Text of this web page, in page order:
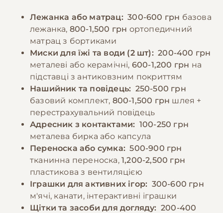
природну потребу породи в активності.
🎁 −10% на зоотовари
За промокодом E-PET
ласощів для тренувань - вони повинні бути
низькокалорійними, щоб запобігти набору
зайвої ваги. Необхідно забезпечити
постійний доступ до свіжої води та не
давати собаці їжу зі столу, оскільки це може
призвести до проблем з травленням.
🎁 −10% на зоотовари
За промокодом E-PET
Лежанка або матрац: 300-600 грн базова
лежанка, 800-1,500 грн ортопедичний
матрац з бортиками
Миски для їжі та води (2 шт): 200-400 грн
металеві або керамічні, 600-1,200 грн на
підставці з антиковзним покриттям
Нашийник та повідець: 250-500 грн
базовий комплект, 800-1,500 грн шлея +
перестрахувальний повідець
Адресник з контактами: 100-250 грн
металева бирка або капсула
Переноска або сумка: 500-900 грн
тканинна переноска, 1,200-2,500 грн
пластикова з вентиляцією
Іграшки для активних ігор: 300-600 грн
м'ячі, канати, інтерактивні іграшки
Щітки та засоби для догляду: 200-400